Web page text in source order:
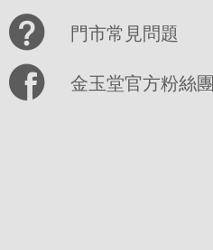
門市常見問題
金玉堂官方粉絲團